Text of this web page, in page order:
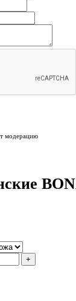
модерацию
+